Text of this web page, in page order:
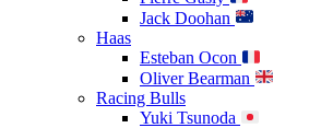
Jack Doohan
Haas
Esteban Ocon
Oliver Bearman
Racing Bulls
Yuki Tsunoda